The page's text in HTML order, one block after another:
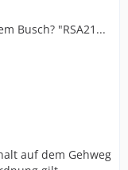
Busch? "RSA21...
auf dem Gehweg